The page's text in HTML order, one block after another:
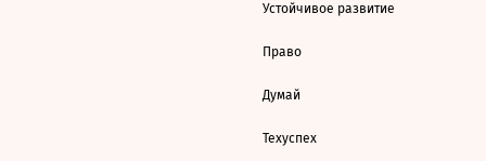
Устойчивое развитие
Право
Думай
Техуспех